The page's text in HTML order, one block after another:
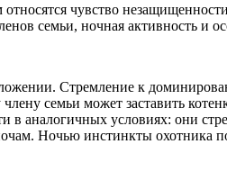
чувство
семьи, ночная активность и
Стремление к
семьи может заставить
аналогичных условиях: они
Ночью инстинкты охотника